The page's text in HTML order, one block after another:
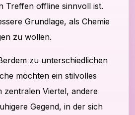
Treffen offline sinnvoll ist.
Grundlage, als Chemie
zu wollen.
zu unterschiedlichen
möchten ein stilvolles
zentralen Viertel, andere
Gegend, in der sich